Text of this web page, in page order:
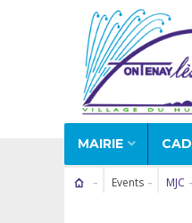
MAIRIE
Events MJC